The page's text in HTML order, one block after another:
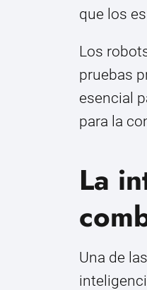
que los
Los
pruebas
esencial
para la
La
Una de